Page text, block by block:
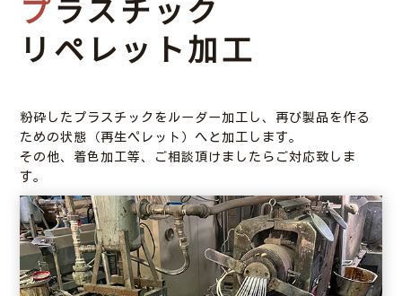
プラスチック
リペレット加工
粉砕したプラスチックをルーダー加工し、再び製品を作る
ための状態（再生ペレット）へと加工します。
その他、着色加工等、ご相談頂けましたらご対応致しま
す。